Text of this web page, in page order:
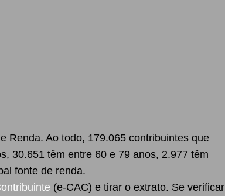
Renda. Ao todo, 179.065 contribuintes que
30.651 têm entre 60 e 79 anos, 2.977 têm
fonte de renda.
(e-CAC) e tirar o extrato. Se verificar